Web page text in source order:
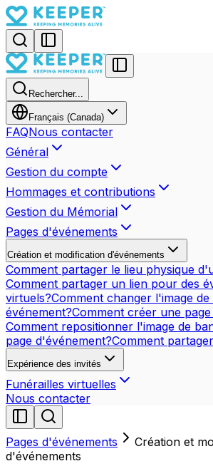
Rechercher...
Français (Canada)
FAQNous contacter
Général
Gestion du compte
Hommages et contributions
Gestion du Mémorial
Pages d'événements
Création et modification d'événements
Comment partager le lieu physique
Comment partager un lien pour des
virtuels?Comment changer l'image
événement?Comment créer une
Comment repositionner l'image de
page d'événement?Comment
Expérience des invités
Funérailles virtuelles
Nous contacter
Pages d'événements
Création et
d'événements